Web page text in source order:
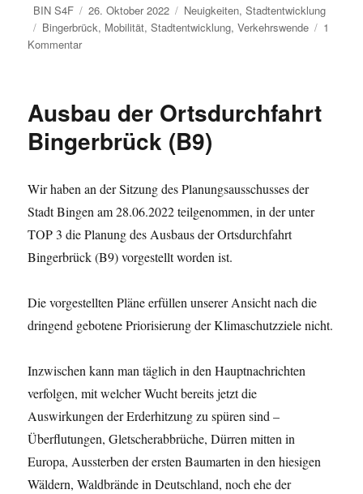
Autor
BIN S4F
Veröffentlicht
am
26. Oktober 2022 Kategorien
Neuigkeiten,Stadtentwicklung
Schlagwörter
Bingerbrück, Mobilität,Stadtentwicklung,Verkehrswende
1
Kommentarzu
geplanten
der
(B9)
Ausbau der Ortsdurchfahrt
Bingerbrück (B9)
Wir haben an der Sitzung des Planungsausschusses der
Stadt Bingen am 28.06.2022 teilgenommen, in der unter
TOP 3 die Planung des Ausbaus der Ortsdurchfahrt
Bingerbrück (B9) vorgestellt worden ist.
Die vorgestellten Pläne erfüllen unserer Ansicht nach die
dringend gebotene Priorisierung der Klimaschutzziele nicht.
Inzwischen kann man täglich in den Hauptnachrichten
verfolgen, mit welcher Wucht bereits jetzt die
Auswirkungen der Erderhitzung zu spüren sind –
Überflutungen, Gletscherabbrüche, Dürren mitten in
Europa, Aussterben der ersten Baumarten in den hiesigen
Wäldern, Waldbrände in Deutschland, noch ehe der